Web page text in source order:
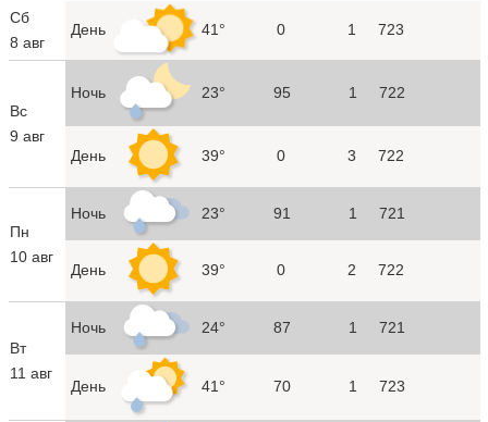
Сб
8 авг
День 41° 0 1 723
Вс
9 авг
Ночь 23° 95 1 722
День 39° 0 3 722
Пн
10 авг
Ночь 23° 91 1 721
День 39° 0 2 722
Вт
11 авг
Ночь 24° 87 1 721
День 41° 70 1 723